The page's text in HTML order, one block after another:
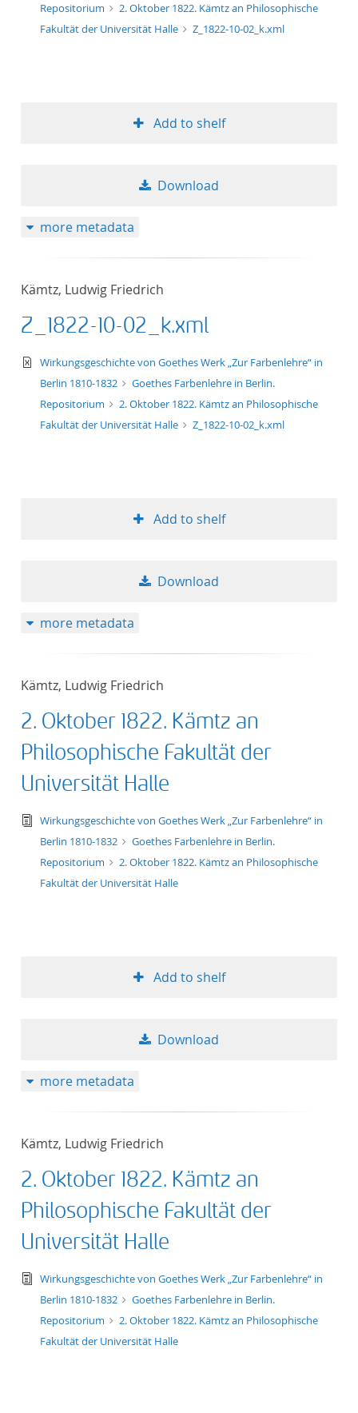
Repositorium
2. Oktober 1822. Kämtz an Philosophische
Fakultät der Universität Halle
Z_1822-10-02_k.xml
Add to shelf
Download
more metadata
Kämtz, Ludwig Friedrich
Z_1822-10-02_k.xml
text/xml
Wirkungsgeschichte von Goethes Werk „Zur Farbenlehre“ in
Berlin 1810-1832
Goethes Farbenlehre in Berlin.
Repositorium
2. Oktober 1822. Kämtz an Philosophische
Fakultät der Universität Halle
Z_1822-10-02_k.xml
Add to shelf
Download
more metadata
Kämtz, Ludwig Friedrich
2. Oktober 1822. Kämtz an
Philosophische Fakultät der
Universität Halle
text/tg.edition+tg.aggregation+xml
Wirkungsgeschichte von Goethes Werk „Zur Farbenlehre“ in
Berlin 1810-1832
Goethes Farbenlehre in Berlin.
Repositorium
2. Oktober 1822. Kämtz an Philosophische
Fakultät der Universität Halle
Add to shelf
Download
more metadata
Kämtz, Ludwig Friedrich
2. Oktober 1822. Kämtz an
Philosophische Fakultät der
Universität Halle
text/tg.edition+tg.aggregation+xml
Wirkungsgeschichte von Goethes Werk „Zur Farbenlehre“ in
Berlin 1810-1832
Goethes Farbenlehre in Berlin.
Repositorium
2. Oktober 1822. Kämtz an Philosophische
Fakultät der Universität Halle